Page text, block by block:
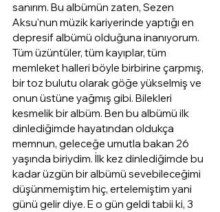
sanırım. Bu albümün zaten, Sezen
Aksu'nun müzik kariyerinde yaptığı en
depresif albümü olduğuna inanıyorum.
Tüm üzüntüler, tüm kayıplar, tüm
memleket halleri böyle birbirine çarpmış,
bir toz bulutu olarak göğe yükselmiş ve
onun üstüne yağmış gibi. Bilekleri
kesmelik bir albüm. Ben bu albümü ilk
dinlediğimde hayatından oldukça
memnun, geleceğe umutla bakan 26
yaşında biriydim. İlk kez dinlediğimde bu
kadar üzgün bir albümü sevebileceğimi
düşünmemiştim hiç, ertelemiştim yani
günü gelir diye. E o gün geldi tabii ki, 3